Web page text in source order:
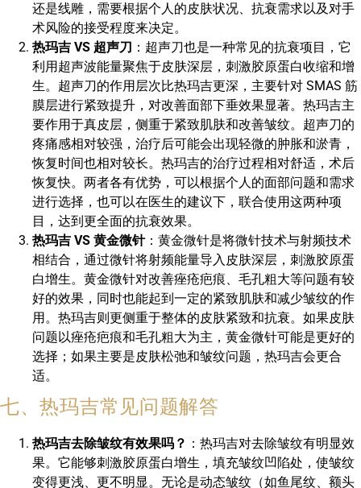
还是线雕，需要根据个人的皮肤状况、抗衰需求以及对手
术风险的接受程度来决定。
热玛吉 VS 超声刀 ：超声刀也是一种常见的抗衰项目，它
利用超声波能量聚焦于皮肤深层，刺激胶原蛋白收缩和增
生。超声刀的作用层次比热玛吉更深，主要针对 SMAS 筋
膜层进行紧致提升，对改善面部下垂效果显著。热玛吉主
要作用于真皮层，侧重于紧致肌肤和改善皱纹。超声刀的
疼痛感相对较强，治疗后可能会出现轻微的肿胀和淤青，
恢复时间也相对较长。热玛吉的治疗过程相对舒适，术后
恢复快。两者各有优势，可以根据个人的面部问题和需求
进行选择，也可以在医生的建议下，联合使用这两种项
目，达到更全面的抗衰效果。
热玛吉 VS 黄金微针：黄金微针是将微针技术与射频技术
相结合，通过微针将射频能量导入皮肤深层，刺激胶原蛋
白增生。黄金微针对改善痤疮疤痕、毛孔粗大等问题有较
好的效果，同时也能起到一定的紧致肌肤和减少皱纹的作
用。热玛吉则更侧重于整体的皮肤紧致和抗衰。如果皮肤
问题以痤疮疤痕和毛孔粗大为主，黄金微针可能是更好的
选择；如果主要是皮肤松弛和皱纹问题，热玛吉会更合
适。
七、热玛吉常见问题解答
热玛吉去除皱纹有效果吗？ ：热玛吉对去除皱纹有明显效
果。它能够刺激胶原蛋白增生，填充皱纹凹陷处，使皱纹
变得更浅、更不明显。无论是动态皱纹（如鱼尾纹、额头